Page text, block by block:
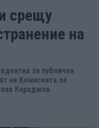
срещу
на
за публичен
на Комисията за
Караджов